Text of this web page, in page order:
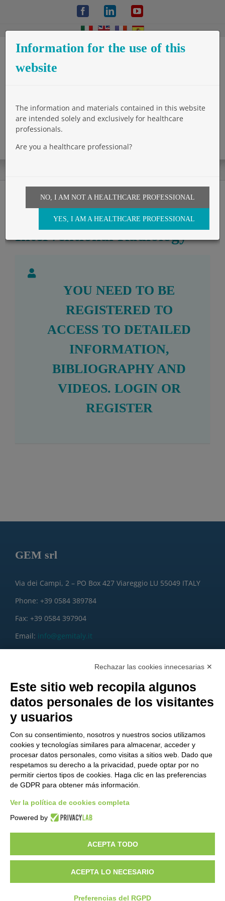
FacebookLinkedInYouTube
Webinar – Glubran 2 in
Interventional Radiology
YOU NEED TO BE
REGISTERED TO
ACCESS TO DETAILED
INFORMATION,
BIBLIOGRAPHY AND
VIDEOS. LOGINOR
REGISTER
GEM srl
Via dei Campi, 2 – PO Box 427 Viareggio LU 55049 ITALY
Phone: +39 0584 389784
Fax: +39 0584 397904
Email: info@gemitaly.it
¿Quieres ser un distribuidor de GEM?
01544010463 | codice SDI A4707H7 |Privacy Policy|Cookie Policy|
credits
Information for the use of this
website
The information and materials contained in this website
are intended solely and exclusively for healthcare
professionals.
Are you a healthcare professional?
NO, I AM NOT A HEALTHCARE PROFESSIONAL
YES, I AM A HEALTHCARE PROFESSIONAL
Rechazar las cookies innecesarias ✕
Este sitio web recopila algunos
datos personales de los visitantes
y usuarios
Con su consentimiento, nosotros y nuestros socios utilizamos
cookies y tecnologías similares para almacenar, acceder y
procesar datos personales, como visitas a sitios web. Dado que
respetamos su derecho a la privacidad, puede optar por no
permitir ciertos tipos de cookies. Haga clic en las preferencias
de GDPR para obtener más información.
Ver la política de cookies completa
Powered by
ACEPTA TODO
ACEPTA LO NECESARIO
Preferencias del RGPD